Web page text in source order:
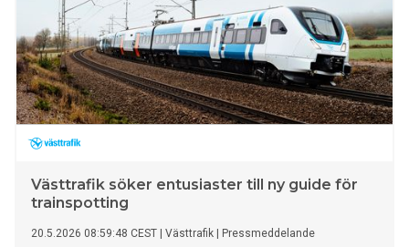
Västtrafik söker entusiaster till ny guide för
trainspotting
20.5.2026 08:59:48 CEST Västtrafik Pressmeddelande